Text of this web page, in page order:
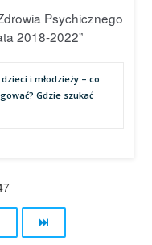
Psychicznego
2018-2022”
i młodzieży – co
Gdzie szukać